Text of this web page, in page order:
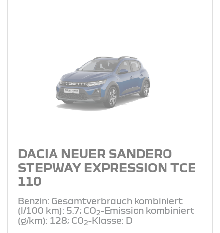
DACIA NEUER SANDERO
STEPWAY EXPRESSION TCE
110
Benzin: Gesamtverbrauch kombiniert
(l/100 km): 5.7; CO2-Emission kombiniert
(g/km): 128; CO2-Klasse: D